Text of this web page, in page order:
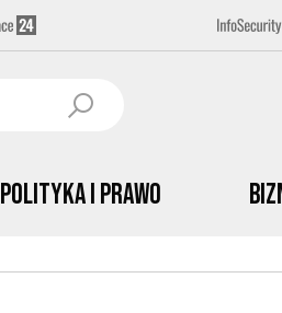
Polityka i prawo